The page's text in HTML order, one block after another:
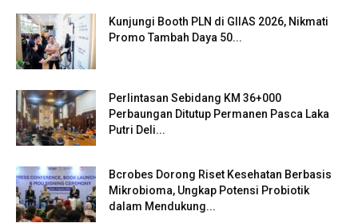
Kunjungi Booth PLN di GIIAS 2026, Nikmati
Promo Tambah Daya 50...
Perlintasan Sebidang KM 36+000
Perbaungan Ditutup Permanen Pasca Laka
Putri Deli...
Bcrobes Dorong Riset Kesehatan Berbasis
Mikrobioma, Ungkap Potensi Probiotik
dalam Mendukung...